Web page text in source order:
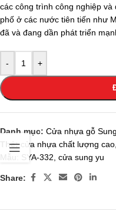
các công trình công nghiệp
phố ở các nước tiên tiến như
đã và đang dần phát triển
- +
Danh mục: Cửa nhựa gỗ
Thẻ: cửa nhựa chất lượng cao
Mẫu: SYA-332 cửa sung yu
Share: